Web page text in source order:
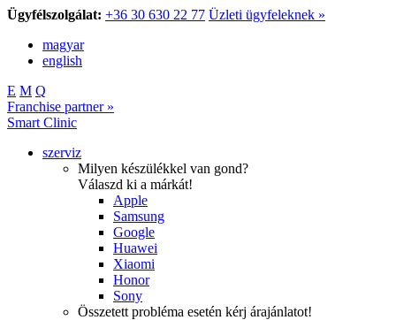
Ügyfélszolgálat: +36 30 630 22 77 Üzleti ügyfeleknek »
magyar
english
E M Q
Franchise partner »
Smart Clinic
szerviz
Milyen készülékkel van gond?
Válaszd ki a márkát!
Apple
Samsung
Google
Huawei
Xiaomi
Honor
Sony
Összetett probléma esetén kérj árajánlatot!